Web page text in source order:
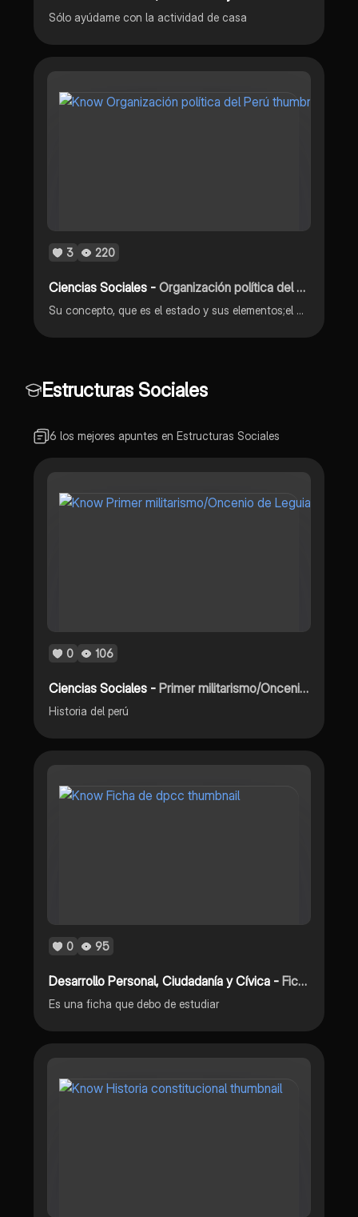
Sólo ayúdame con la actividad de casa
3 220
Ciencias Sociales -Organización política del Perú
Su concepto, que es el estado y sus elementos;el gobierno,población, territorio y organización jurídica.
Estructuras Sociales
6 los mejores apuntes en Estructuras Sociales
0 106
Ciencias Sociales -Primer militarismo/Oncenio de Leguia
Historia del perú
0 95
Desarrollo Personal, Ciudadanía y Cívica -Ficha de dpcc
Es una ficha que debo de estudiar